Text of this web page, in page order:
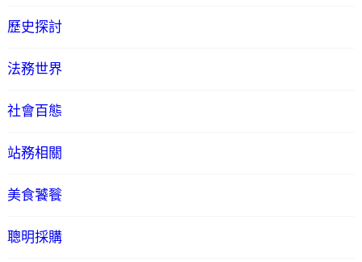
歷史探討
法務世界
社會百態
站務相關
美食饕餮
聰明採購